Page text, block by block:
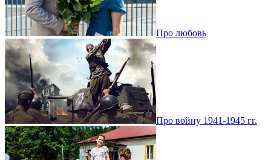
Про любовь
Про войну 1941-1945 гг.